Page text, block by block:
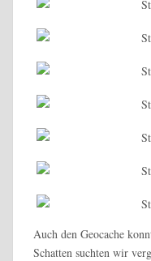
Auch den Geocache
Schatten suchten wir